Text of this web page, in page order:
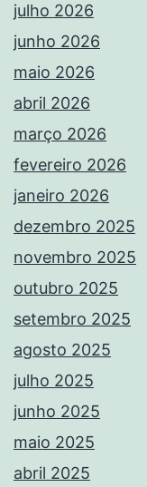
julho 2026
junho 2026
maio 2026
abril 2026
março 2026
fevereiro 2026
janeiro 2026
dezembro 2025
novembro 2025
outubro 2025
setembro 2025
agosto 2025
julho 2025
junho 2025
maio 2025
abril 2025